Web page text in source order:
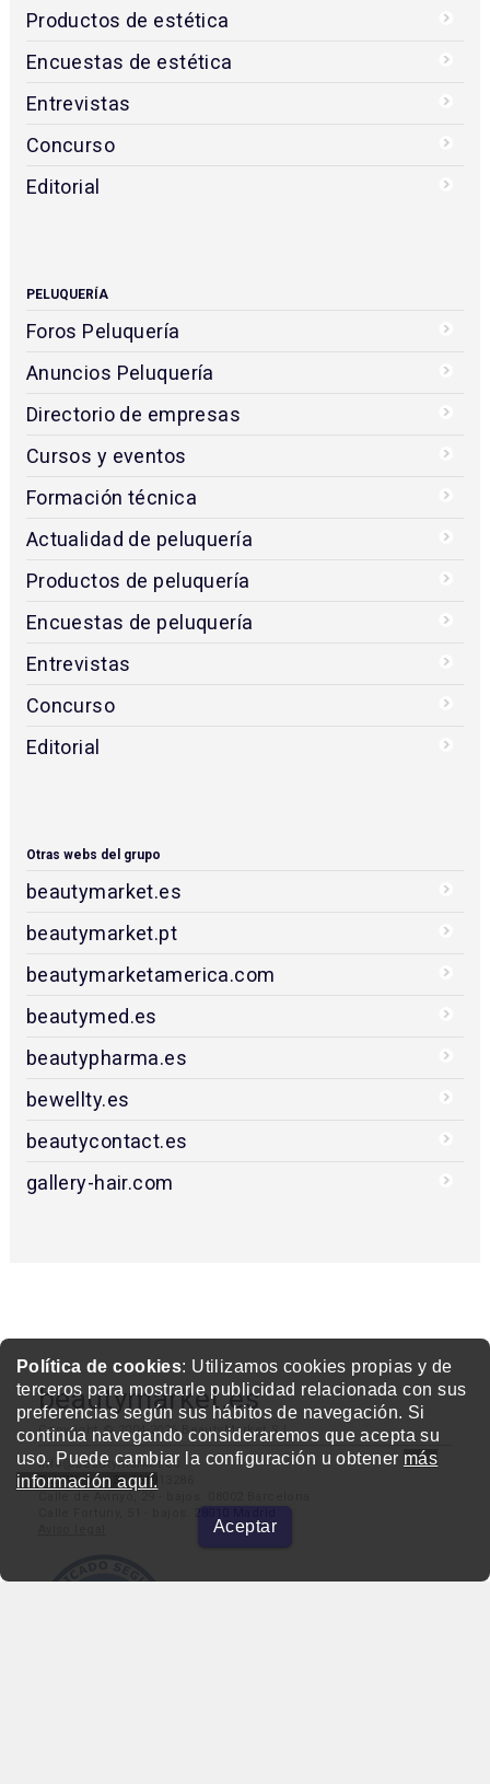
Política de cookies: Utilizamos cookies propias y de
terceros para mostrarle publicidad relacionada con sus
preferencias según sus hábitos de navegación. Si
continúa navegando consideraremos que acepta su
uso. Puede cambiar la configuración u obtener más
información aquí.
Aceptar
Productos de estética
Encuestas de estética
Entrevistas
Concurso
Editorial
PELUQUERÍA
Foros Peluquería
Anuncios Peluquería
Directorio de empresas
Cursos y eventos
Formación técnica
Actualidad de peluquería
Productos de peluquería
Encuestas de peluquería
Entrevistas
Concurso
Editorial
Otras webs del grupo
beautymarket.es
beautymarket.pt
beautymarketamerica.com
beautymed.es
beautypharma.es
bewellty.es
beautycontact.es
gallery-hair.com
beautymarket.es
Copyright © 2004-2026 BeautyMarket S.L.
info@beautymarket.es
Tel./Wsp.: +34 661913286